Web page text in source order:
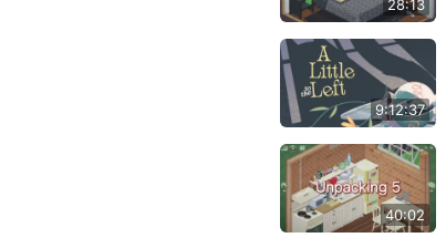
28:13
9:12:37
40:02